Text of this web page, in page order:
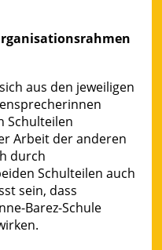
aus den jeweiligen
Schulteilen
Arbeit der anderen
durch
Schulteilen auch
sein, dass
Barez-Schule